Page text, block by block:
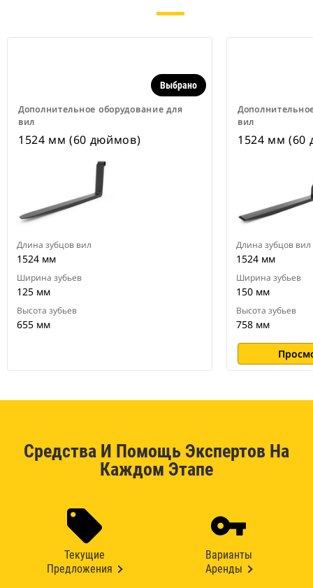
Дополнительное оборудование для
вил
Выбрано
1524 мм (60 дюймов)
Длина зубцов вил
1524 мм
Ширина зубьев
125 мм
Высота зубьев
655 мм
вил
1524 мм (60
Длина зубцов вил
1524 мм
Ширина зубьев
150 мм
Высота зубьев
758 мм
Средства И Помощь Экспертов На
Каждом Этапе
Текущие
Предложения
Варианты
Аренды